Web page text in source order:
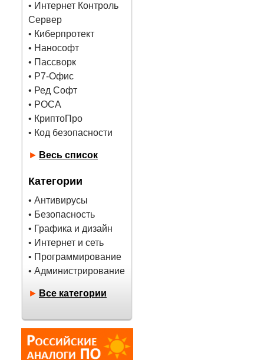
• Интернет Контроль
Сервер
• Киберпротект
• Нанософт
• Пассворк
• Р7-Офис
• Ред Софт
• РОСА
• КриптоПро
• Код безопасности
► Весь список
Категории
• Антивирусы
• Безопасность
• Графика и дизайн
• Интернет и сеть
• Программирование
• Администрирование
► Все категории